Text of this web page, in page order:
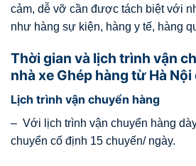
cảm, dễ vỡ cần được tách biệt với
như hàng sự kiện, hàng y tế, hàng
Thời gian và lịch trình vận
nhà xe Ghép hàng từ Hà
Lịch trình vận chuyển hàng
– Với lịch trình vận chuyển hàng
chuyển cố định 15 chuyến/ ngày.